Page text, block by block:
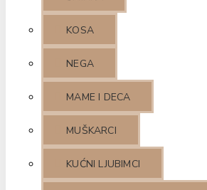
KOSA
NEGA
MAME I DECA
MUŠKARCI
KUĆNI LJUBIMCI